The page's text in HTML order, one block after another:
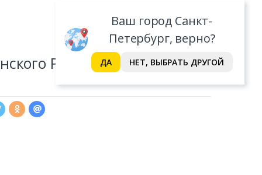
Ваш город Санкт-
Петербург, верно?
ДА НЕТ, ВЫБРАТЬ ДРУГОЙ
Pasabahce Карат, 163